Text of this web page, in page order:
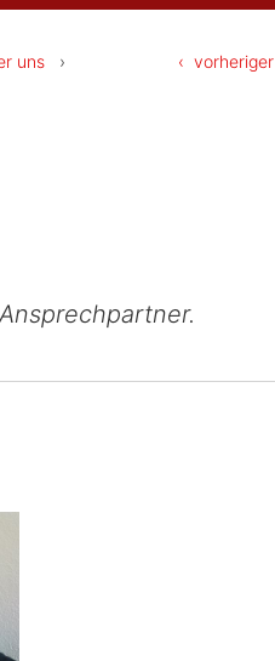
uns › ‹ vorheriger